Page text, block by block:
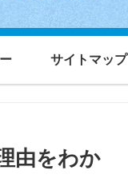
サイトマップ
由をわか